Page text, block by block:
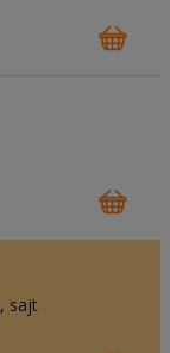
sajt